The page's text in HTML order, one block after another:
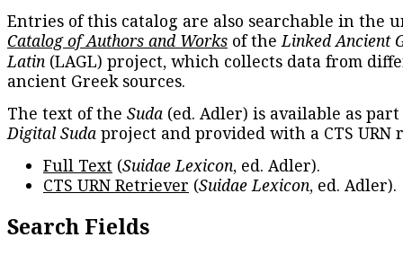
Entries of this catalog are also searchable in the
Catalog of Authors and Works of theLinked Ancient
Latin (LAGL) project, which collects data from
ancient Greek sources.
The text of the Suda (ed. Adler) is available as
Digital Suda project and provided with a CTS URN
Full Text (Suidae Lexicon, ed. Adler).
CTS URN Retriever (Suidae Lexicon, ed. Adler).
Search Fields